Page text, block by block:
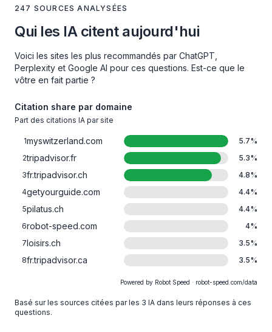
247 SOURCES ANALYSÉES
Qui les IA citent aujourd'hui
Voici les sites les plus recommandés par ChatGPT,
Perplexity et Google AI pour ces questions. Est-ce que le
vôtre en fait partie ?
Citation share par domaine
Part des citations IA par site
1myswitzerland.com 5.7%
2tripadvisor.fr 5.3%
3fr.tripadvisor.ch 4.8%
4getyourguide.com 4.4%
5pilatus.ch 4.4%
6robot-speed.com 4%
7loisirs.ch 3.5%
8fr.tripadvisor.ca 3.5%
Powered by Robot Speed · robot-speed.com/data
Basé sur les sources citées par les 3 IA dans leurs réponses à ces
questions.